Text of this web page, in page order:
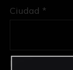
Ciudad *